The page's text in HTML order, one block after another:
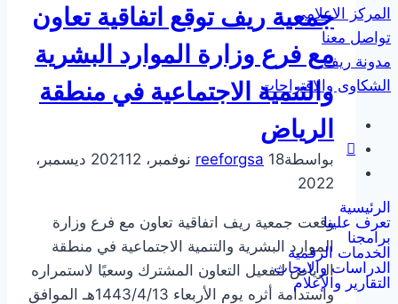
المركز الاعلامي
تواصل معنا
مدونة ريف
الشكاوى والاقتراحات
الرئيسية
تعرف علينا
برامجنا
الخدمات الرقمية
الدراسات والابحاث
التقارير والإعلام
في
جمعية ريف توقع اتفاقية تعاون
مع فرع وزارة الموارد البشرية
والتنمية الاجتماعية في منطقة
الرياض
بواسطة reeforgsa 18 نوفمبر، 2021
12 ديسمبر،
2022
وقعت جمعية ريف اتفاقية تعاون مع فرع وزارة
الموارد البشرية والتنمية الاجتماعية في منطقة
الرياض لتفعيل التعاون المشترك وسعيًا لاستمراره
واستدامة أثره يوم الأربعاء 1443/4/13هـ الموافق